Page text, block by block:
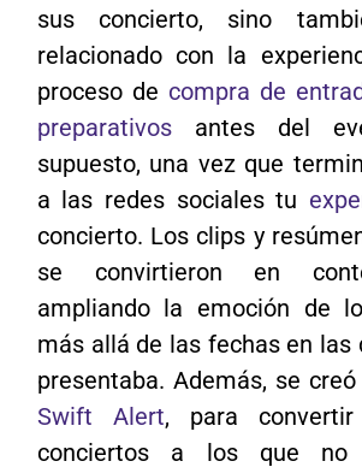
sus concierto, sino
relacionado con la
proceso de compra de
preparativosantes del
supuesto, una vez que
a las redes sociales tu
concierto. Los clips y
se convirtieron en
ampliando la emoción de
más allá de las fechas en las
presentaba. Además, se
Swift Alert, para
conciertos a los que no